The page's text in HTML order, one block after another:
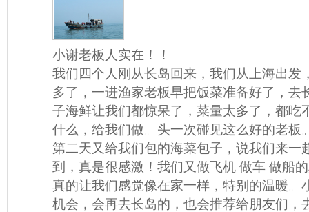
小谢老板人实在！！
我们四个人刚从长岛回来，我们从上海出发
多了，一进渔家老板早把饭菜准备好了，去
子海鲜让我们都惊呆了，菜量太多了，都吃
什么，给我们做。头一次碰见这么好的老板
第二天又给我们包的海菜包子，说我们来一
到，真是很感激！我们又做飞机 做车 做船
真的让我们感觉像在家一样，特别的温暖。
机会，会再去长岛的，也会推荐给朋友们，